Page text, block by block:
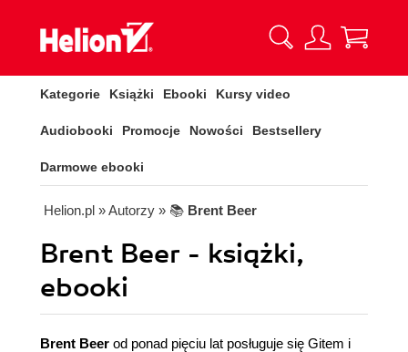
Kategorie Książki Ebooki Kursy video
Audiobooki Promocje Nowości Bestsellery
Darmowe ebooki
Helion.pl » Autorzy » 📚 Brent Beer
Brent Beer - książki,
ebooki
Brent Beer od ponad pięciu lat posługuje się Gitem i